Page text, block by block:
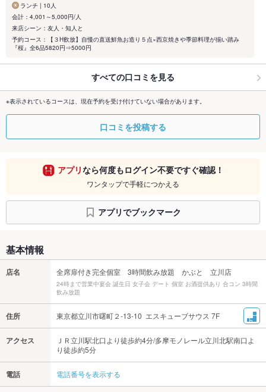
ランチ | 10人
会計：4,001～5,000円/人
来店シーン：友人・知人と
予約コース：【３H飲放】自慢の直送鮮魚お造り５点×西京焼きや季節料理が揃い踏み
『桜』全6品5820円⇒5000円
すべての口コミを見る
※表示されているコースは、現在予約を受け付けていない場合があります。
口コミを投稿する
アプリなら何度もログイン不要ですぐ確認！
ワンタップで手軽につかえる
アプリでブックマーク
基本情報
店名 全席扉付き完全個室 3時間飲み放題 かぶと 立川店
24時まで営業中宴会 誕生日 女子会 デート 個室 お酒提供あり 合コン 3時間
飲み放題
住所 東京都立川市曙町２-13-10 エスキューブサウス 7F
アクセス
ＪＲ立川駅北口より徒歩約4分/多摩モノレール立川北駅南口よ
り徒歩約5分
電話 電話番号を表示する